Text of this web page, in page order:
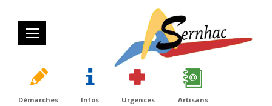
Démarches
Infos
Urgences
Artisans